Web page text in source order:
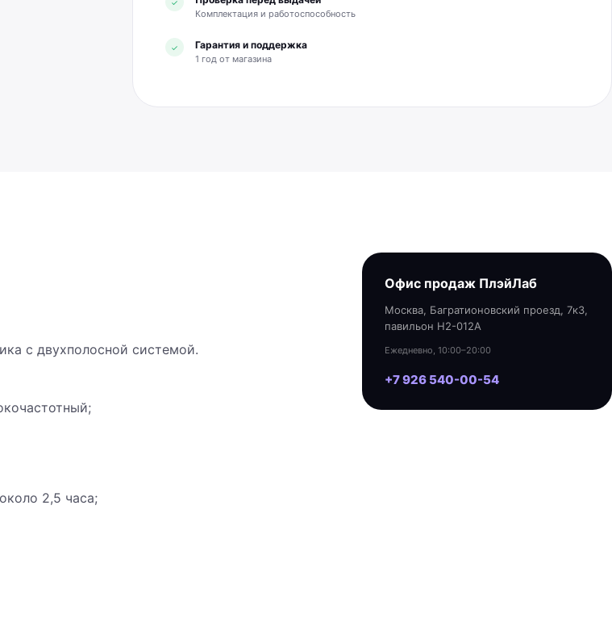
✓
Комплектация и работоспособность
✓ Гарантия и поддержка
1 год от магазина
с двухполосной системой.
2,5 часа;
Офис продаж ПлэйЛаб
Москва, Багратионовский проезд, 7к3,
павильон H2-012A
Ежедневно, 10:00–20:00
+7 926 540-00-54